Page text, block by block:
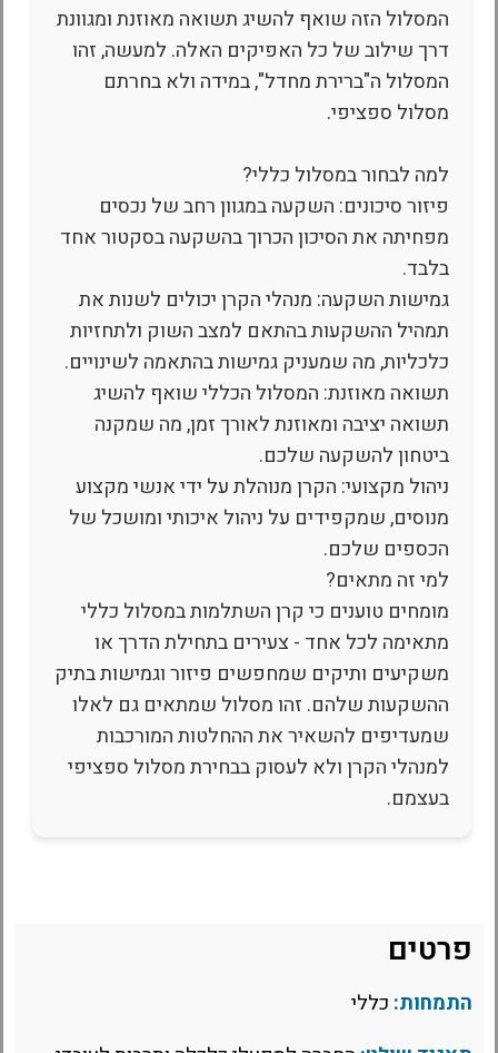
המסלול הזה שואף להשיג תשואה מאוזנת ומגוונת
דרך שילוב של כל האפיקים האלה. למעשה, זהו
המסלול ה"ברירת מחדל", במידה ולא בחרתם
מסלול ספציפי.
למה לבחור במסלול כללי?
פיזור סיכונים: השקעה במגוון רחב של נכסים
מפחיתה את הסיכון הכרוך בהשקעה בסקטור אחד
בלבד.
גמישות השקעה: מנהלי הקרן יכולים לשנות את
תמהיל ההשקעות בהתאם למצב השוק ולתחזיות
כלכליות, מה שמעניק גמישות בהתאמה לשינויים.
תשואה מאוזנת: המסלול הכללי שואף להשיג
תשואה יציבה ומאוזנת לאורך זמן, מה שמקנה
ביטחון להשקעה שלכם.
ניהול מקצועי: הקרן מנוהלת על ידי אנשי מקצוע
מנוסים, שמקפידים על ניהול איכותי ומושכל של
הכספים שלכם.
למי זה מתאים?
מומחים טוענים כי קרן השתלמות במסלול כללי
מתאימה לכל אחד - צעירים בתחילת הדרך או
משקיעים ותיקים שמחפשים פיזור וגמישות בתיק
ההשקעות שלהם. זהו מסלול שמתאים גם לאלו
שמעדיפים להשאיר את ההחלטות המורכבות
למנהלי הקרן ולא לעסוק בבחירת מסלול ספציפי
בעצמם.
פרטים
התמחות: כללי